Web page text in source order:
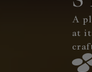
A
at